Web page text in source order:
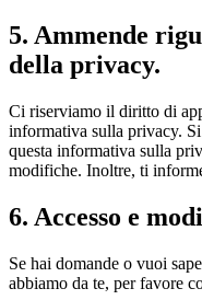
5. Ammende
della privacy.
Ci riserviamo il diritto di
informativa sulla privacy.
questa informativa sulla
modifiche. Inoltre, ti
6. Accesso e
Se hai domande o vuoi
abbiamo da te, per favore